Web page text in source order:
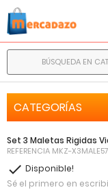
CATEGORÍAS
Set 3 Maletas Rigidas
REFERENCIA MKZ-
 Disponible!
Sé el primero en